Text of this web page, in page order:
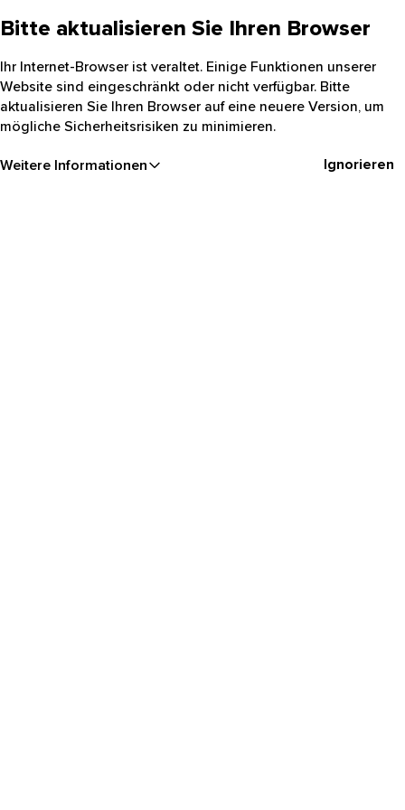
Bitte aktualisieren Sie Ihren Browser
Ihr Internet-Browser ist veraltet. Einige Funktionen unserer
Website sind eingeschränkt oder nicht verfügbar. Bitte
aktualisieren Sie Ihren Browser auf eine neuere Version, um
mögliche Sicherheitsrisiken zu minimieren.
Weitere Informationen Ignorieren